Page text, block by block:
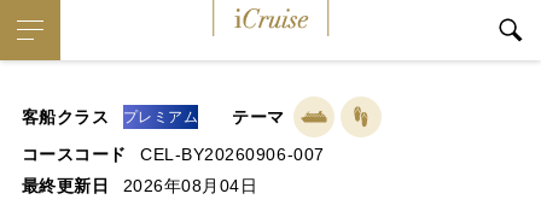
客船クラス プレミアム
テーマ
コースコード
CEL-BY20260906-007
最終更新日
2026年08月04日